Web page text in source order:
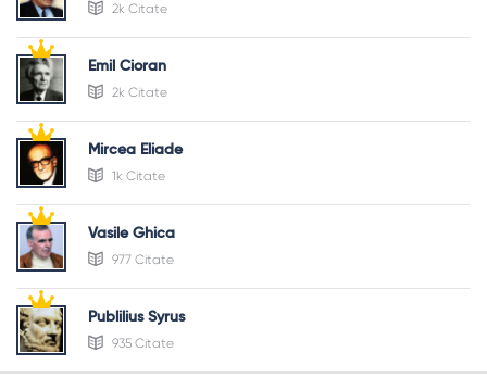
2k Citate
Emil Cioran
2k Citate
Mircea Eliade
1k Citate
Vasile Ghica
977 Citate
Publilius Syrus
935 Citate